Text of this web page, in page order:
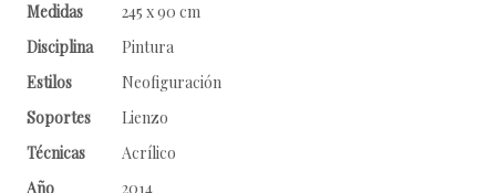
Medidas
245 x 90 cm
Disciplina
Pintura
Estilos
Neofiguración
Soportes
Lienzo
Técnicas
Acrílico
Año
2014